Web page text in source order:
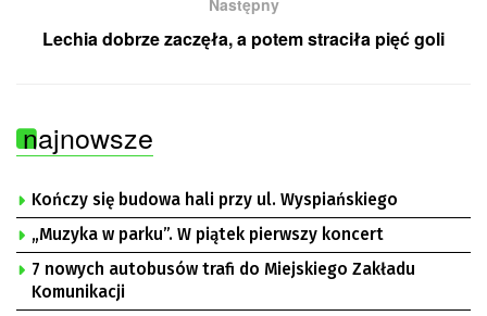
Następny
Lechia dobrze zaczęła, a potem straciła pięć goli
najnowsze
Kończy się budowa hali przy ul. Wyspiańskiego
„Muzyka w parku”. W piątek pierwszy koncert
7 nowych autobusów trafi do Miejskiego Zakładu
Komunikacji